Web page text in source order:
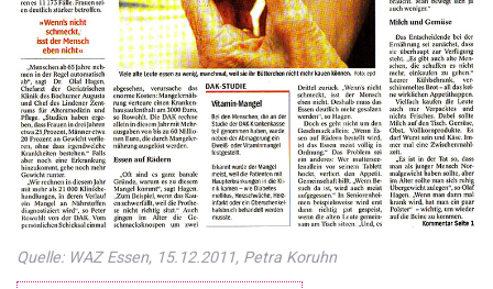
Quelle: WAZ Essen, 15.12.2011, Petra Koruhn